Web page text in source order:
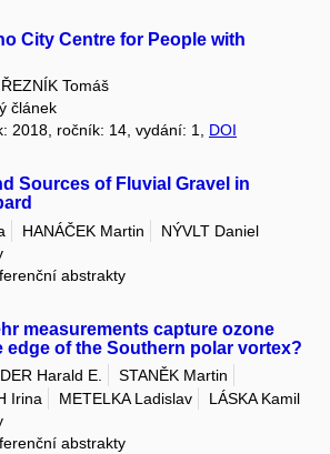
City Centre for People with
ŘEZNÍK Tomáš
článek
2018, ročník: 14, vydání: 1, DOI
Sources of Fluvial Gravel in
HANÁČEK Martin
NÝVLT Daniel
abstrakty
measurements capture ozone
edge of the Southern polar vortex?
Harald E.
STANĚK Martin
Irina
METELKA Ladislav
LÁSKA Kamil
abstrakty